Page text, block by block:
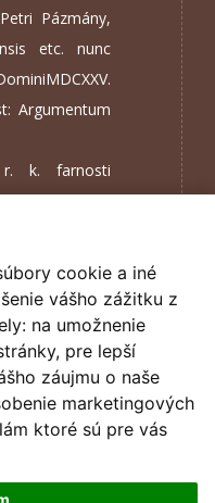
cookie a iné
vášho zážitku z
na umožnenie
, pre lepší
záujmu o naše
marketingových
ktoré sú pre vás
Pázmány,
etc. nunc
Argumentum
r. k. farnosti
f. Zbierka
Bystrica.